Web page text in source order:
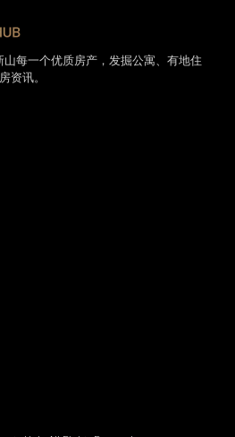
每一个优质房产，发掘公寓、有地住
资讯。